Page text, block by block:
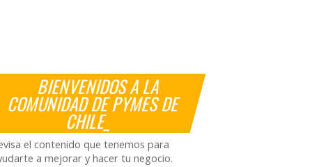
BIENVENIDOS A LA
COMUNIDAD DE PYMES DE
CHILE_
el contenido que tenemos para
a mejorar y hacer tu negocio.